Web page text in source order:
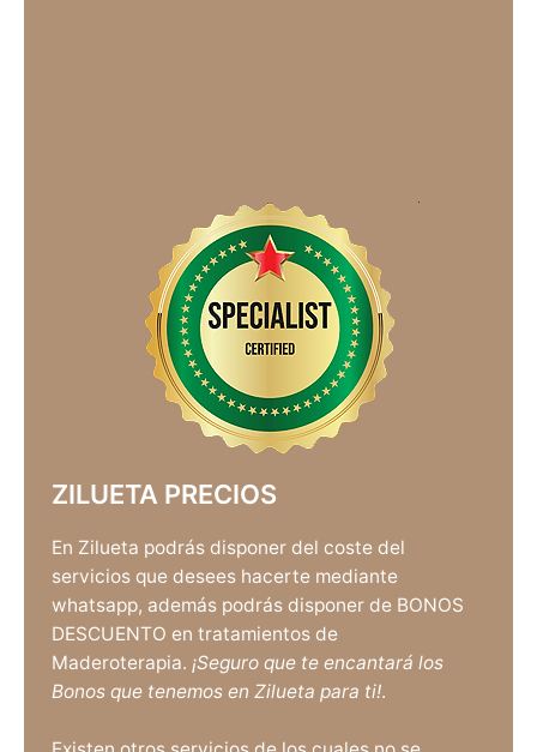
ZILUETA PRECIOS
En Zilueta podrás disponer del coste del
servicios que desees hacerte mediante
whatsapp, además podrás disponer de BONOS
DESCUENTO en tratamientos de
Maderoterapia. ¡Seguro que te encantará los
Bonos que tenemos en Zilueta para ti!.